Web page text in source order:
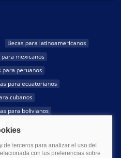
Becas para latinoamericanos
para mexicanos
para peruanos
para ecuatorianos
cubanos
para bolivianos
para paraguayos